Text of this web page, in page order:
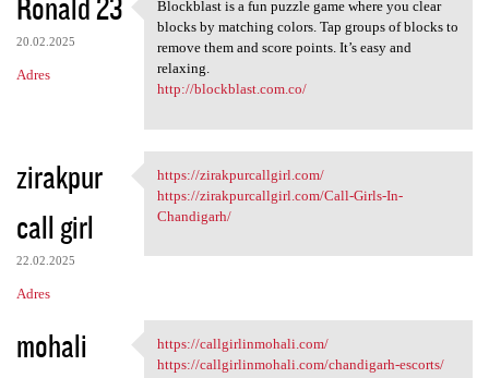
20.02.2025
Adres
Blockblast is a fun puzzle
Blockblast is a fun puzzle game where you clear
blocks by matching colors. Tap groups of blocks to
remove them and score points. It’s easy and
relaxing.
http://blockblast.com.co/
zirakpur
call girl
22.02.2025
Adres
https://zirakpurcallgirl.com/
https://zirakpurcallgirl.com/
https://zirakpurcallgirl.com/Call-Girls-In-
Chandigarh/
mohali
https://callgirlinmohali.com/
https://callgirlinmohali.com/
https://callgirlinmohali.com/chandigarh-escorts/